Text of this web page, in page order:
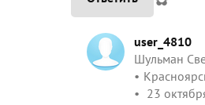
user_4810
Шульман
23